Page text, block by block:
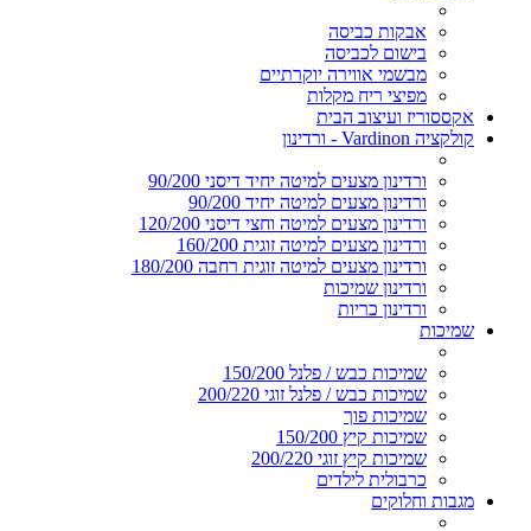
אבקות כביסה
בישום לכביסה
מבשמי אווירה יוקרתיים
מפיצי ריח מקלות
אקססוריז ועיצוב הבית
קולקציה Vardinon - ורדינון
ורדינון מצעים למיטה יחיד דיסני 90/200
ורדינון מצעים למיטה יחיד 90/200
ורדינון מצעים למיטה וחצי דיסני 120/200
ורדינון מצעים למיטה זוגית 160/200
ורדינון מצעים למיטה זוגית רחבה 180/200
ורדינון שמיכות
ורדינון כריות
שמיכות
שמיכות כבש / פלנל 150/200
שמיכות כבש / פלנל זוגי 200/220
שמיכות פוך
שמיכות קיץ 150/200
שמיכות קיץ זוגי 200/220
כרבולית לילדים
מגבות וחלוקים